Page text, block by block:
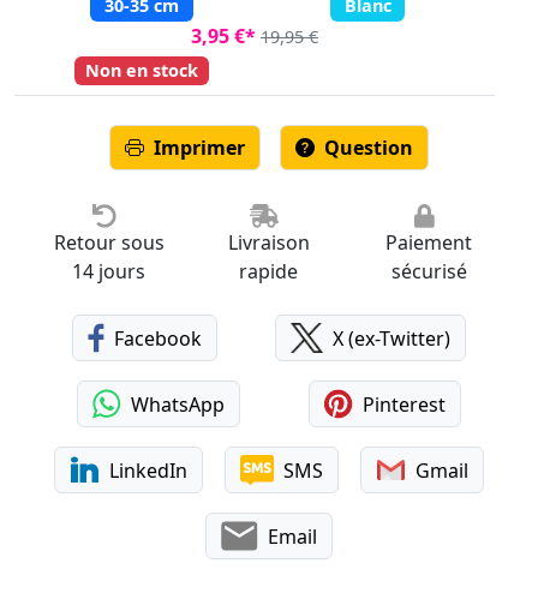
30-35 cm Blanc
3,95 €* 19,95 €
Non en stock
Imprimer Question
Retour sous
14 jours
Livraison
rapide
Paiement
sécurisé
Facebook X (ex-Twitter)
WhatsApp Pinterest
LinkedIn SMS Gmail
Email